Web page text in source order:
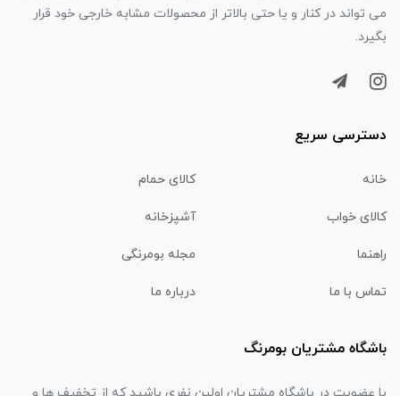
می تواند در کنار و یا حتی بالاتر از محصولات مشابه خارجی خود قرار
بگیرد.
دسترسی سریع
خانه کالای حمام
کالای خواب آشپزخانه
راهنما مجله بومرنگی
تماس با ما درباره ما
باشگاه مشتریان بومرنگ